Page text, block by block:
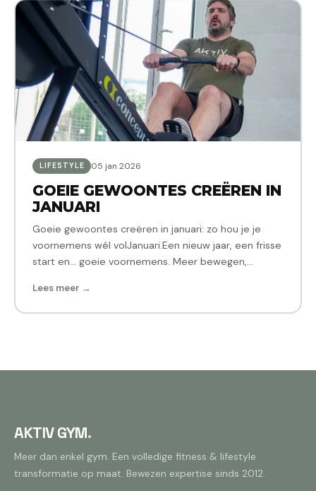
LIFESTYLE 05 jan 2026
GOEIE GEWOONTES CREËREN IN
JANUARI
Goeie gewoontes creëren in januari: zo hou je je
voornemens wél volJanuari.Een nieuw jaar, een frisse
start en… goeie voornemens. Meer bewegen,
Lees meer →
AKTIV GYM.
Meer dan enkel gym. Een volledige fitness & lifestyle
transformatie op maat. Bewezen expertise sinds 2012.